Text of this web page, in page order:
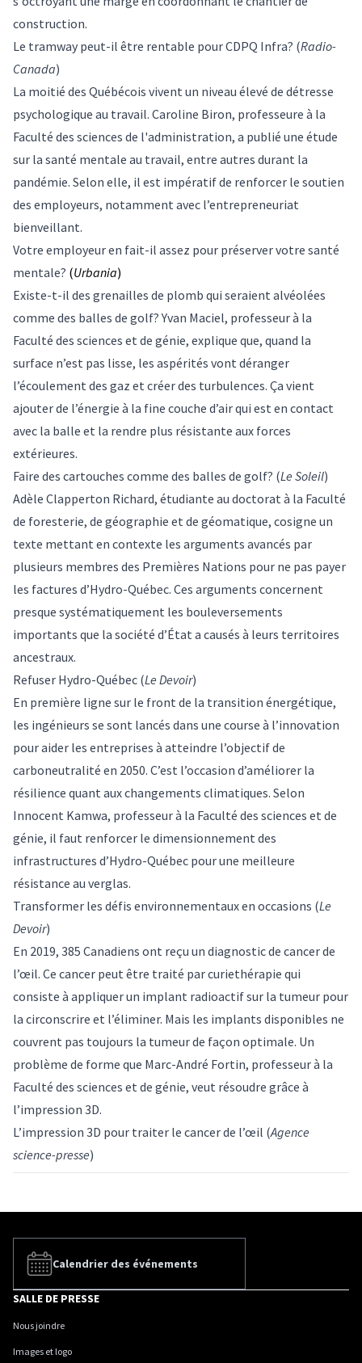
construction.
Le tramway peut-il être rentable pour CDPQ Infra? (Radio-
Canada)
La moitié des Québécois vivent un niveau élevé de détresse
psychologique au travail. Caroline Biron, professeure à la
Faculté des sciences de l'administration, a publié une étude
sur la santé mentale au travail, entre autres durant la
pandémie. Selon elle, il est impératif de renforcer le soutien
des employeurs, notamment avec l’entrepreneuriat
bienveillant.
Votre employeur en fait-il assez pour préserver votre santé
mentale? (Urbania)
Existe-t-il des grenailles de plomb qui seraient alvéolées
comme des balles de golf?Yvan Maciel, professeur à la
Faculté des sciences et de génie, explique que, quand la
surface n’est pas lisse, les aspérités vont déranger
l’écoulement des gaz et créer des turbulences. Ça vient
ajouter de l’énergie à la fine couche d’air qui est en contact
avec la balle et la rendre plus résistante aux forces
extérieures.
Faire des cartouches comme des balles de golf? (Le Soleil)
Adèle Clapperton Richard, étudiante au doctorat à la Faculté
de foresterie, de géographie et de géomatique, cosigne un
texte mettant en contexte les arguments avancés par
plusieurs membres des Premières Nations pour ne pas payer
les factures d’Hydro-Québec. Ces arguments concernent
presque systématiquement les bouleversements
importants que la société d’État a causés à leurs territoires
ancestraux.
Refuser Hydro-Québec (Le Devoir)
En première ligne sur le front de la transition énergétique,
les ingénieurs se sont lancés dans une course à l’innovation
pour aider les entreprises à atteindre l’objectif de
carboneutralité en 2050. C’est l’occasion d’améliorer la
résilience quant aux changements climatiques. Selon
Innocent Kamwa, professeur à la Faculté des sciences et de
génie, il faut renforcer le dimensionnement des
infrastructures d’Hydro-Québec pour une meilleure
résistance au verglas.
Transformer les défis environnementaux en occasions (Le
Devoir)
En 2019, 385 Canadiens ont reçu un diagnostic de cancer de
l’œil. Ce cancer peut être traité par curiethérapie qui
consiste à appliquer un implant radioactif sur la tumeur pour
la circonscrire et l’éliminer. Mais les implants disponibles ne
couvrent pas toujours la tumeur de façon optimale. Un
problème de forme que Marc-André Fortin, professeur à la
Faculté des sciences et de génie, veut résoudre grâce à
l’impression 3D.
L’impression 3D pour traiter le cancer de l’œil (Agence
science-presse)
Calendrier des événements
SALLE DE PRESSE
Nous joindre
Images et logo